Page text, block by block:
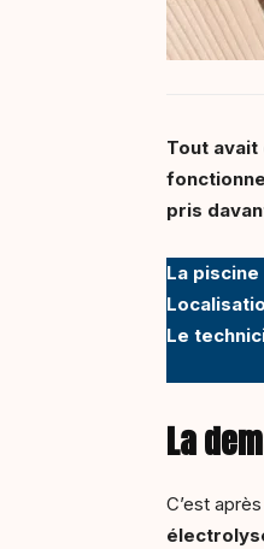
Tout avait
pris
La piscine
Le
La
C’est